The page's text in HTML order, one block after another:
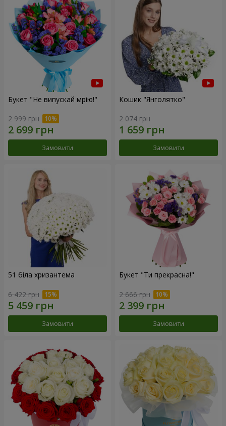
Букет "Не випускай мрію!"
2 999 грн
Замовити
Кошик "Янголятко"
2 074 грн
Замовити
51 біла хризантема
6 422 грн
Замовити
Букет "Ти прекрасна!"
2 666 грн
Замовити